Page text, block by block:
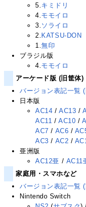
5.キミドリ
4.モモイロ
3. ソライロ
2. KATSU-DON
1.無印
ブラジル版
4.モモイロ
アーケード版 (旧筐体)
バージョン表記一覧
日本版
AC14 /AC13 /
AC11 /AC10 /
AC7 / AC6 /
AC3 / AC2 /
亜洲版
AC12亜 / AC11
家庭用・スマホなど
バージョン表記一覧
Nintendo Switch